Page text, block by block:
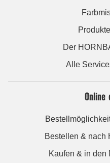
Der
Alle
Online
Bestellen & nach
Kaufen & in den